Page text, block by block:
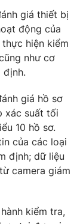
giá thiết bị
động của
hiện kiểm
như cơ
định.
giá hồ sơ
xác suất tối
10 hồ sơ.
của các loại
định; dữ liệu
camera giám
kiểm tra,